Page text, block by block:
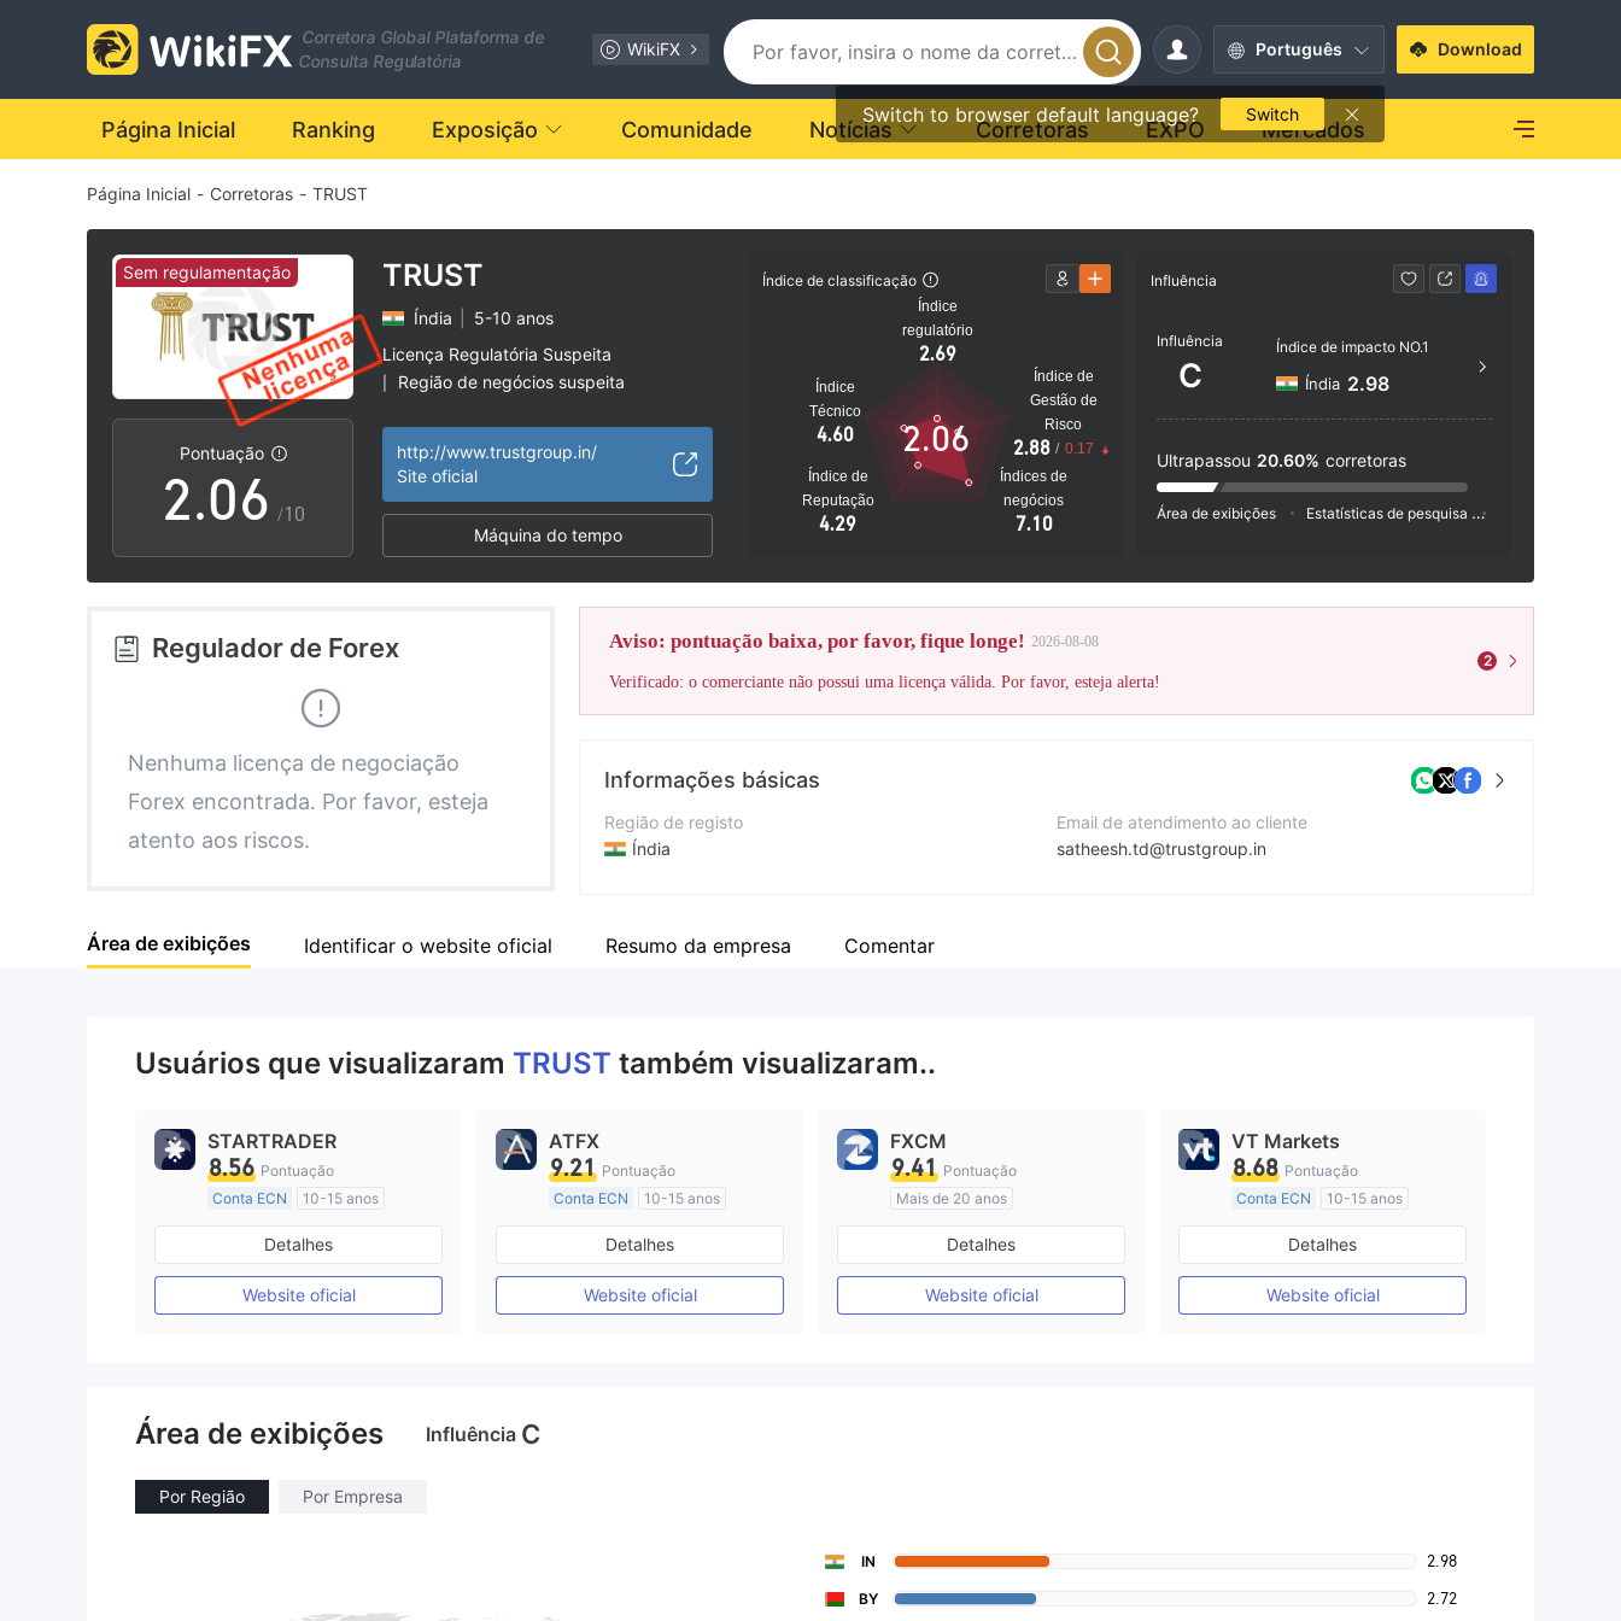
Corretora Global Plataforma de
Consulta Regulatória
WikiFX Português
Switch to browser default language? Switch
Download
Página Inicial Ranking Exposição Comunidade Notícias Corretoras EXPO Mercados
Página Inicial - Corretoras - TRUST
Sem regulamentação
Pontuação
0
1
2
3
4
6
7
8
9
.0
1
2
4
5
6
7
8
9
0
1
2
3
4
5
6
7
8
/10
TRUST
Índia
5-10 anos
Licença Regulatória Suspeita
Região de negócios suspeita
http://www.trustgroup.in/
Site oficial
Máquina do tempo
Índice de classificação
Índice
regulatório
2.69
Índice
Técnico
4.60
Índice de
Reputação
4.29
Índices de
negócios
7.10
Índice de
Gestão de
Risco
2.88 / 0.17
2.06
Influência
Influência
C
Índice de impacto NO.1
Índia 2.98
Ultrapassou 20.60% corretoras
Área de exibições Estatísticas de pesquisa
Regulador de Forex
Nenhuma licença de negociação
Forex encontrada. Por favor, esteja
atento aos riscos.
Aviso: pontuação baixa, por favor, fique longe! 2026-08-08
Verificado: o comerciante não possui uma licença válida. Por favor, esteja alerta!
2
Informações básicas
Região de registo
Índia
Empresa
Email de atendimento ao cliente
satheesh.td@trustgroup.in
Área de exibições Identificar o website oficial Resumo da empresa Comentar
Usuários que visualizaram TRUST também visualizaram..
STARTRADER
8.56 Pontuação
Conta ECN
10-15 anos
Austrália Regulamento
Market Marketing (MM)
Etiqueta principal MT4
Detalhes
Website oficial
ATFX
9.21 Pontuação
Conta ECN
10-15 anos
Austrália Regulamento
Market Marketing (MM)
Etiqueta principal MT4
Detalhes
Website oficial
FXCM
9.41 Pontuação
Mais de 20 anos
Austrália Regulamento
Market Marketing (MM)
Etiqueta principal MT4
Detalhes
Website oficial
VT Markets
8.68 Pontuação
Conta ECN
10-15 anos
Austrália Regulamento
Market Marketing (MM)
Etiqueta principal MT4
Detalhes
Website oficial
Área de exibições Influência C
Por Região Por Empresa
IN 2.98
BY 2.72